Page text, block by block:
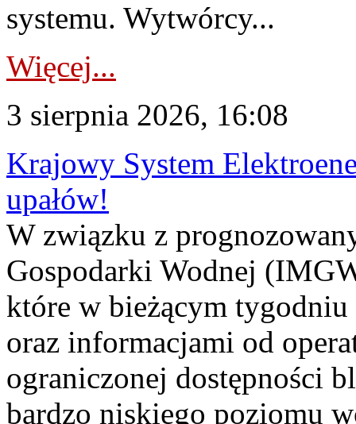
systemu. Wytwórcy...
Więcej...
3 sierpnia 2026, 16:08
Krajowy System
upałów!
W związku z
Gospodarki Wodnej
które w bieżącym tygodniu
oraz informacjami od
ograniczonej dostępności
bardzo niskiego poziomu